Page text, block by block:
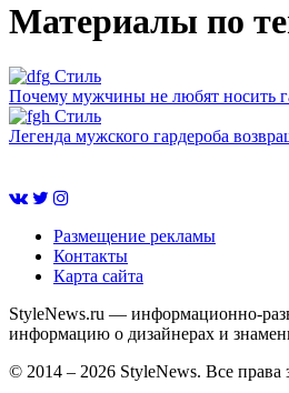
Материалы по
Cтиль
Почему мужчины не любят носить
Cтиль
Легенда мужского гардероба
Размещение рекламы
Контакты
Карта сайта
StyleNews.ru — информационно-
информацию о дизайнерах и
© 2014 – 2026 StyleNews. Все